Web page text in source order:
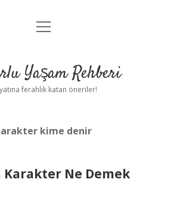
Anasayfa
Yasal Uyarı
menüyü
Yaşam Rehberi
ferahlık katan öneriler!
kime denir
Karakter Ne Demek